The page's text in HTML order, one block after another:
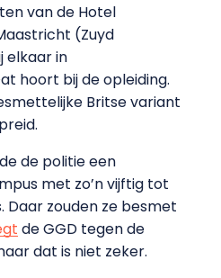
van de Hotel
(Zuyd
elkaar in
hoort bij de opleiding.
Britse variant
de politie een
met zo’n vijftig tot
zouden ze besmet
de GGD tegen de
dat is niet zeker.